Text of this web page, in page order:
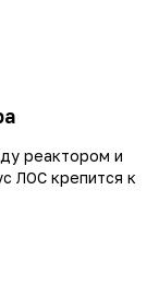
реактором и
ЛОС крепится к